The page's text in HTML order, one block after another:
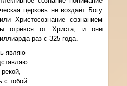
церковь не воздаёт Богу
Христосознание сознанием
отрёкся от Христа, и они
раз с 325 года.
являю
тобой.